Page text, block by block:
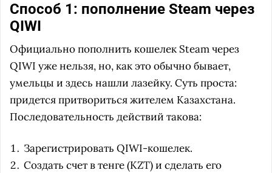
Способ 1: пополнение Steam через
QIWI
Официально пополнить кошелек Steam через
QIWI уже нельзя, но, как это обычно бывает,
умельцы и здесь нашли лазейку. Суть проста:
придется притвориться жителем Казахстана.
Последовательность действий такова:
Зарегистрировать QIWI-кошелек.
Создать счет в тенге (KZT) и сделать его